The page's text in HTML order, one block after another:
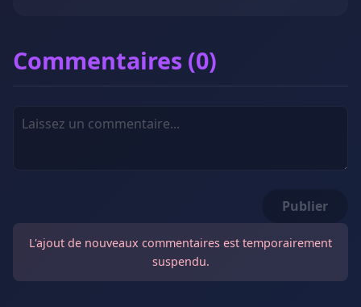
Commentaires (0)
Publier
L'ajout de nouveaux commentaires est temporairement
suspendu.